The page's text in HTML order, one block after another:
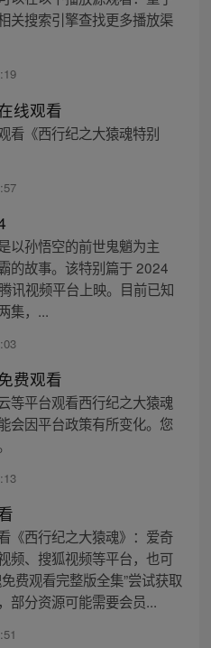
关搜索引擎查找更多播放渠
线观看
看《西行纪之大猿魂特别
以孙悟空的前世鬼魈为主
的故事。该特别篇于 2024
讯视频平台上映。目前已知
集，...
费观看
等平台观看西行纪之大猿魂
会因平台政策有所变化。您
《西行纪之大猿魂》：爱奇
频、搜狐视频等平台，也可
费观看完整版全集”尝试获取
部分资源可能需要会员...